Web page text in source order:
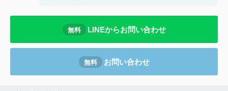
無料 LINEからお問い合わせ
無料 お問い合わせ